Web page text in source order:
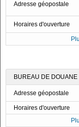
Adresse géopostale
Horaires d'ouverture
BUREAU DE
Adresse géopostale
Horaires d'ouverture